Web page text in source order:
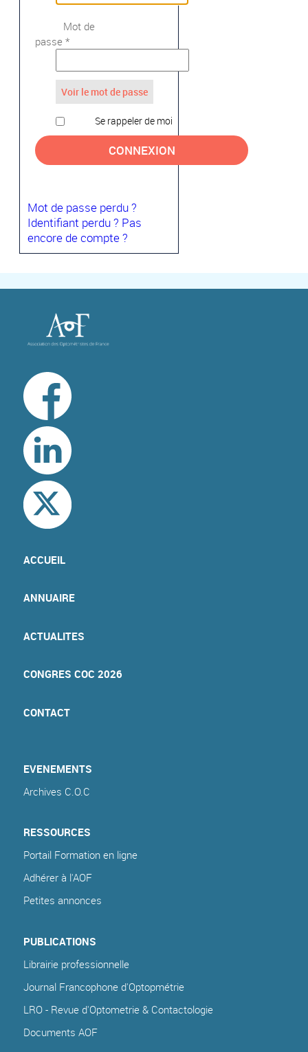
Mot de
passe *
Voir le mot de passe
Se rappeler de moi
CONNEXION
Mot de passe perdu ?
Identifiant perdu ? Pas
encore de compte ?
ACCUEIL
ANNUAIRE
ACTUALITES
CONGRES COC 2026
CONTACT
EVENEMENTS
Archives C.O.C
RESSOURCES
Portail Formation en ligne
Adhérer à l'AOF
Petites annonces
PUBLICATIONS
Librairie professionnelle
Journal Francophone d'Optopmétrie
LRO - Revue d'Optometrie & Contactologie
Documents AOF